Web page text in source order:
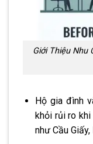
Giới Thiệu Nhu
Hộ gia đình
khỏi rủi ro
như Cầu